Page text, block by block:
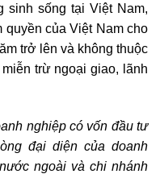
sống tại Việt Nam,
của Việt Nam cho
trở lên và không thuộc
trừ ngoại giao, lãnh
nghiệp có vốn đầu tư
đại diện của doanh
ngoài và chi nhánh